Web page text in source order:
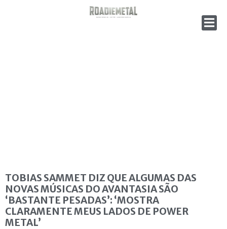
TOBIAS SAMMET DIZ QUE ALGUMAS DAS
NOVAS MÚSICAS DO AVANTASIA SÃO
‘BASTANTE PESADAS’: ‘MOSTRA
CLARAMENTE MEUS LADOS DE POWER
METAL’